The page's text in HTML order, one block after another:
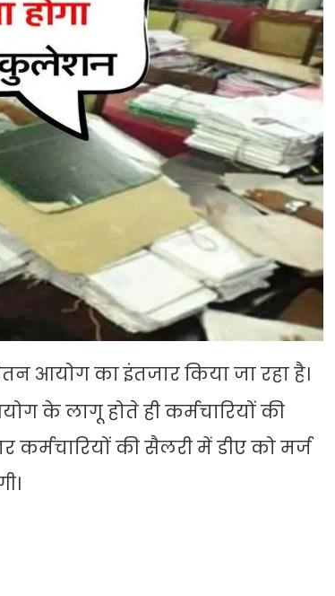
आयोग का इंतजार किया जा रहा है।
के लागू होते ही कर्मचारियों की
की सैलरी में डीए को मर्ज